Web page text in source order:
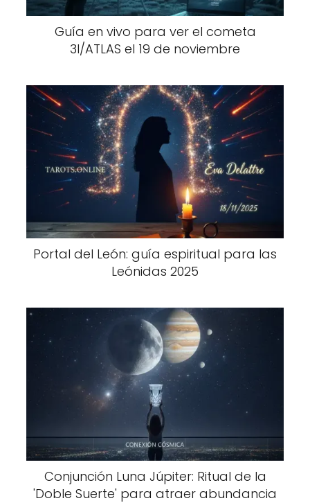
Guía en vivo para ver el cometa
3I/ATLAS el 19 de noviembre
Portal del León: guía espiritual para las
Leónidas 2025
Conjunción Luna Júpiter: Ritual de la
'Doble Suerte' para atraer abundancia